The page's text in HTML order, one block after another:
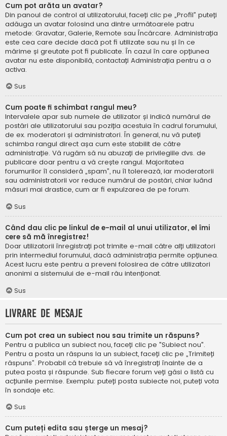
Cum pot arăta un avatar?
Din panoul de control al utilizatorului, faceți clic pe „Profil” puteți
adăuga un avatar folosind una dintre următoarele patru
metode: Gravatar, Galerie, Remote sau Încărcare. Administrația
este cea care decide dacă pot fi utilizate sau nu și în ce
mărime și greutate pot fi publicate. În cazul în care opțiunea
avatar nu este disponibilă, contactați Administrația pentru a o
activa.
Sus
Cum poate fi schimbat rangul meu?
Intervalele apar sub numele de utilizator și indică numărul de
postări ale utilizatorului sau poziția acestuia în cadrul forumului,
de ex. moderatori și administratori. În general, nu vă puteți
schimba rangul direct așa cum este stabilit de către
administrație. Vă rugăm să nu abuzați de privilegiile dvs. de
publicare doar pentru a vă crește rangul. Majoritatea
forumurilor îl consideră „spam”, nu îl tolerează, iar moderatorii
sau administratorii vor reduce numărul de postări, chiar luând
măsuri mai drastice, cum ar fi expulzarea de pe forum.
Sus
Când dau clic pe linkul de e-mail al unui utilizator, el îmi
cere să mă înregistrez!
Doar utilizatorii înregistrați pot trimite e-mail către alți utilizatori
prin intermediul forumului, dacă administrația permite opțiunea.
Acest lucru este pentru a preveni folosirea de către utilizatori
anonimi a sistemului de e-mail rău intenționat.
Sus
Livrare de mesaje
Cum pot crea un subiect nou sau trimite un răspuns?
Pentru a publica un subiect nou, faceți clic pe "Subiect nou".
Pentru a posta un răspuns la un subiect, faceți clic pe „Trimiteți
răspuns”. Probabil că trebuie să vă înregistrați înainte de a
putea posta și răspunde. Sub fiecare forum veți găsi o listă cu
acțiunile permise. Exemplu: puteți posta subiecte noi, puteți vota
în sondaje etc.
Sus
Cum puteți edita sau șterge un mesaj?